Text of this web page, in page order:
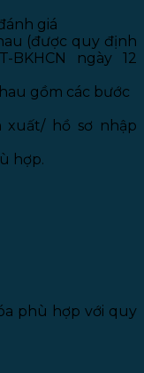
giá
(được quy định
BKHCN ngày 12
gồm các bước
hồ sơ nhập
hợp.
phù hợp với quy